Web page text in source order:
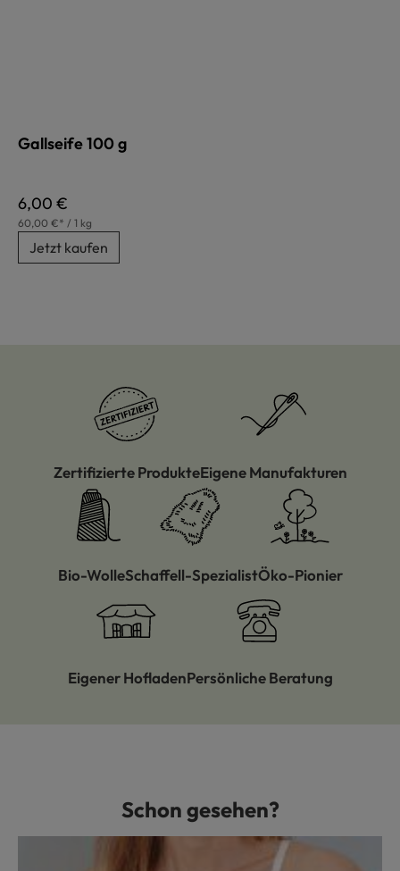
Gallseife 100 g
Regulärer Preis:
6,00 €
60,00 €* / 1 kg
Jetzt kaufen
Zertifizierte ProdukteEigene Manufakturen
Bio-WolleSchaffell-SpezialistÖko-Pionier
Eigener HofladenPersönliche Beratung
Produktgalerie überspringenSchon gesehen?